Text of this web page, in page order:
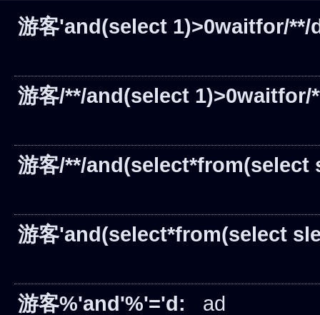
游客'and(select 1)>0waitfor/**/
游客/**/and(select 1)>0waitfor/
游客/**/and(select*from(select
游客'and(select*from(select
游客%'and'%'='d: ad